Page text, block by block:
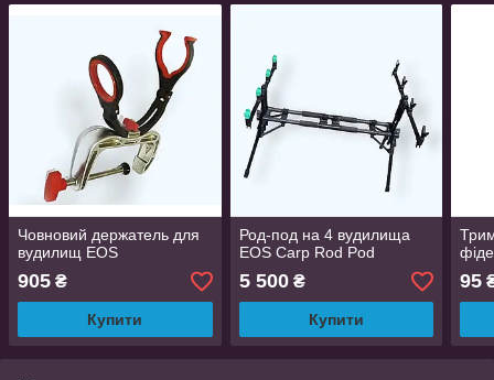
Човновий держатель для
вудилищ EOS
905 ₴
Купити
Род-под на 4 вудилища
EOS Carp Rod Pod
5 500₴
Купити
95